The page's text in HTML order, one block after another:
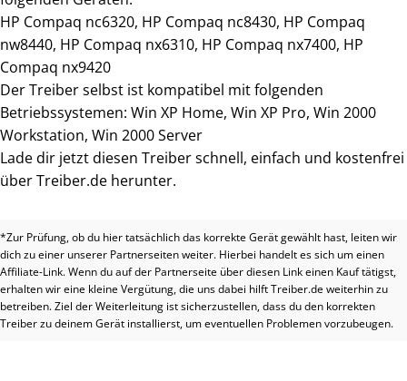
HP Compaq nc6320, HP Compaq nc8430, HP Compaq
nw8440, HP Compaq nx6310, HP Compaq nx7400, HP
Compaq nx9420
Der Treiber selbst ist kompatibel mit folgenden
Betriebssystemen: Win XP Home, Win XP Pro, Win 2000
Workstation, Win 2000 Server
Lade dir jetzt diesen Treiber schnell, einfach und kostenfrei
über Treiber.de herunter.
*Zur Prüfung, ob du hier tatsächlich das korrekte Gerät gewählt hast, leiten wir
dich zu einer unserer Partnerseiten weiter. Hierbei handelt es sich um einen
Affiliate-Link. Wenn du auf der Partnerseite über diesen Link einen Kauf tätigst,
erhalten wir eine kleine Vergütung, die uns dabei hilft Treiber.de weiterhin zu
betreiben. Ziel der Weiterleitung ist sicherzustellen, dass du den korrekten
Treiber zu deinem Gerät installierst, um eventuellen Problemen vorzubeugen.